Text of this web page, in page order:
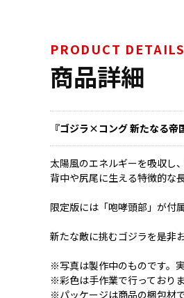
PRODUCT DETAILS
商品詳細
『ゴジラ×コング 新たなる帝
太陽風のエネルギーを吸収し
背中や尻尾に生える特徴的な
限定版には「咆哮頭部」が付
新たな敵に挑むゴジラを是非
※写真は製作中のものです。
※彩色は手作業で行っており
※パッケージは商品の梱包材